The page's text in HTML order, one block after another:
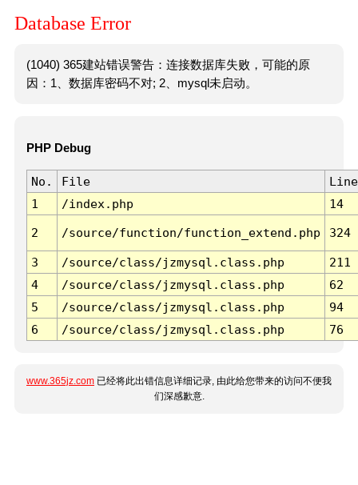
Database Error
(1040) 365建站错误警告：连接数据库失败，可能的原
因：1、数据库密码不对; 2、mysql未启动。
PHP Debug
No. File
Line
1
/index.php 14
2 /source/function/function_extend.php 324
3 /source/class/jzmysql.class.php
211
4
/source/class/jzmysql.class.php
62
5
/source/class/jzmysql.class.php
94
6
/source/class/jzmysql.class.php 76
www.365jz.com 已经将此出错信息详细记录, 由此给您带来的访问不便我
们深感歉意.